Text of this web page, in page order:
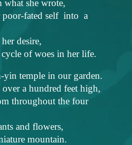
what she wrote,
poor-fated self into a
desire,
of woes in her life.
yin temple in our garden.
over a hundred feet high,
throughout the four
and flowers,
mountain.